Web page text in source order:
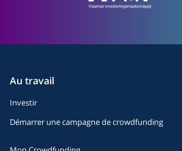
Au travail
Investir
Démarrer une campagne de crowdfunding